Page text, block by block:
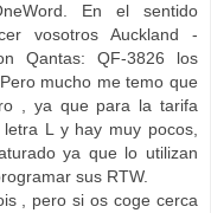
En el sentido
vosotros Auckland -
Qantas: QF-3826 los
mucho me temo que
, ya que para la tarifa
L y hay muy pocos,
ya que lo utilizan
sus RTW.
, pero si os coge cerca